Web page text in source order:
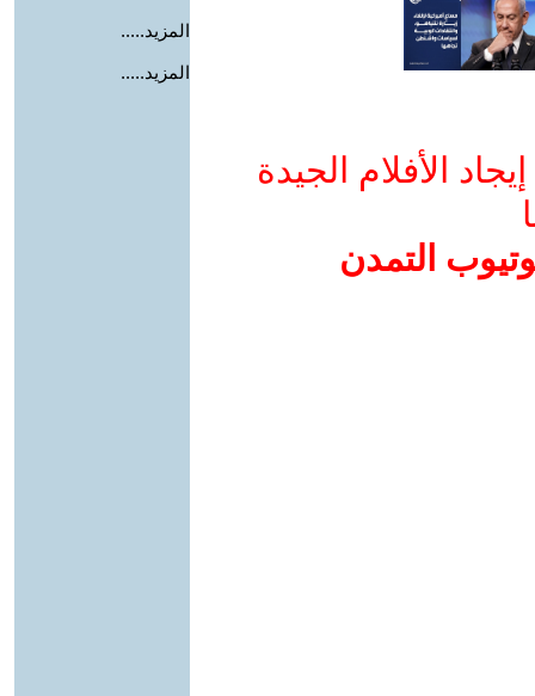
الأفلام الجيدة
التمدن
المزيد.....
المزيد.....